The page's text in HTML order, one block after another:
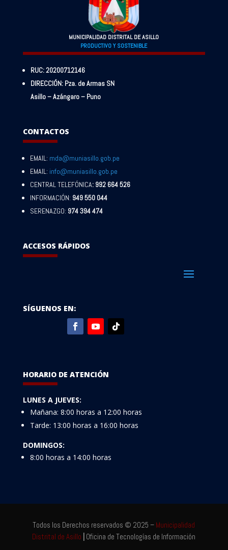
MUNICIPALIDAD DISTRITAL DE ASILLO
PRODUCTIVO Y SOSTENIBLE
RUC: 20200712146
DIRECCIÓN: Pza. de Armas SN
Asillo – Azángaro – Puno
CONTACTOS
EMAIL: mda@muniasillo.gob.pe
EMAIL: info@muniasillo.gob.pe
CENTRAL TELEFÓNICA: 992 664 526
INFORMACIÓN: 949 550 044
SERENAZGO: 974 394 474
ACCESOS RÁPIDOS
SÍGUENOS EN:
HORARIO DE ATENCIÓN
LUNES A JUEVES:
Mañana: 8:00 horas a 12:00 horas
Tarde: 13:00 horas a 16:00 horas
DOMINGOS:
8:00 horas a 14:00 horas
Todos los Derechos reservados © 2025 – Municipalidad
Distrital de Asillo Oficina de Tecnologías de Información